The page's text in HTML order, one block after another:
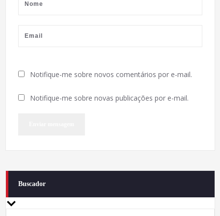
Notifique-me sobre novos comentários por e-mail.
Notifique-me sobre novas publicações por e-mail.
Buscador